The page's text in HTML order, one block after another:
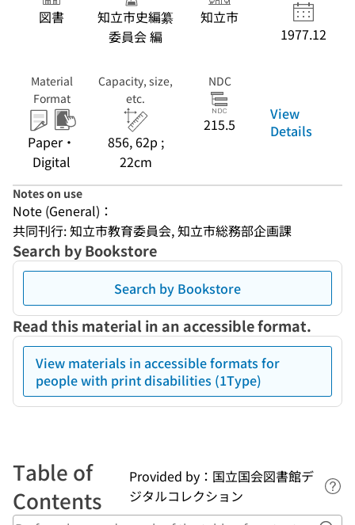
図書
知立市史編纂
委員会 編
知立市
1977.12
Material
Format
Paper・
Digital
Capacity, size,
etc.
856, 62p ;
22cm
NDC
215.5
View
Details
Notes on use
Note (General)：
共同刊行: 知立市教育委員会, 知立市総務部企画課
Search by Bookstore
Search by Bookstore
Read this material in an accessible format.
View materials in accessible formats for
people with print disabilities (1Type)
Table of
Contents
Provided by：国立国会図書館デ
ジタルコレクション